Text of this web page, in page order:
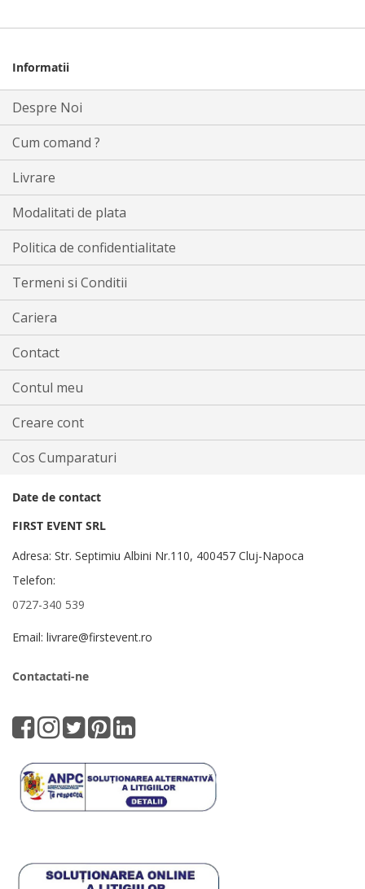
Informatii
Despre Noi
Cum comand ?
Livrare
Modalitati de plata
Politica de confidentialitate
Termeni si Conditii
Cariera
Contact
Contul meu
Creare cont
Cos Cumparaturi
Date de contact
FIRST EVENT SRL
Adresa: Str. Septimiu Albini Nr.110, 400457 Cluj-Napoca
Telefon:
0727-340 539
Email: livrare@firstevent.ro
Contactati-ne